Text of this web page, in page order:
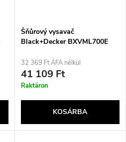
Šňůrový vysavač
Black+Decker BXVML700E
32 369 Ft ÁFA nélkül
41 109 Ft
Raktáron
KOSÁRBA